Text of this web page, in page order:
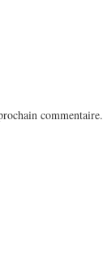
commentaire.